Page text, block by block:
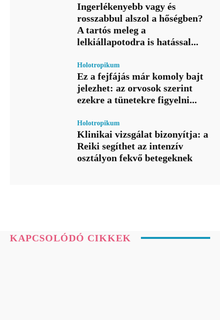
Ingerlékenyebb vagy és
rosszabbul alszol a hőségben?
A tartós meleg a
lelkiállapotodra is hatással...
Holotropikum
Ez a fejfájás már komoly bajt
jelezhet: az orvosok szerint
ezekre a tünetekre figyelni...
Holotropikum
Klinikai vizsgálat bizonyítja: a
Reiki segíthet az intenzív
osztályon fekvő betegeknek
KAPCSOLÓDÓ CIKKEK